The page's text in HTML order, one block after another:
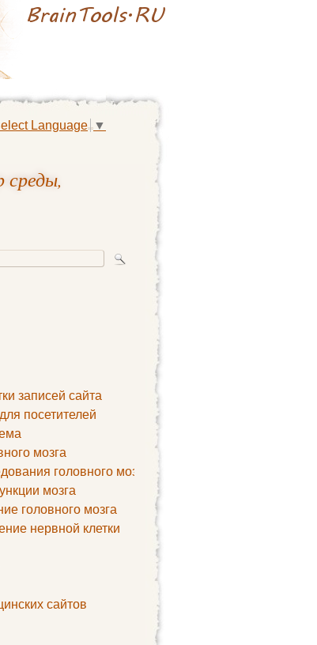
Language ▼
среды,
записей сайта
посетителей
мозга
головного мозга
мозга
головного мозга
нервной клетки
сайтов